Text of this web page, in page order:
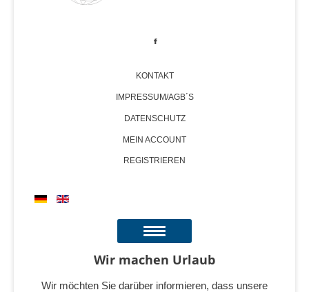
KONTAKT
IMPRESSUM/AGB´S
DATENSCHUTZ
MEIN ACCOUNT
REGISTRIEREN
Wir machen Urlaub
Wir möchten Sie darüber informieren, dass unsere